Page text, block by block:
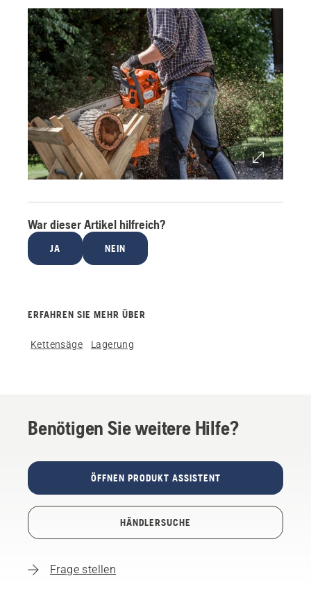
War dieser Artikel hilfreich?
JA NEIN
ERFAHREN SIE MEHR ÜBER
Kettensäge Lagerung
Benötigen Sie weitere Hilfe?
ÖFFNEN PRODUKT ASSISTENT
HÄNDLERSUCHE
Frage stellen